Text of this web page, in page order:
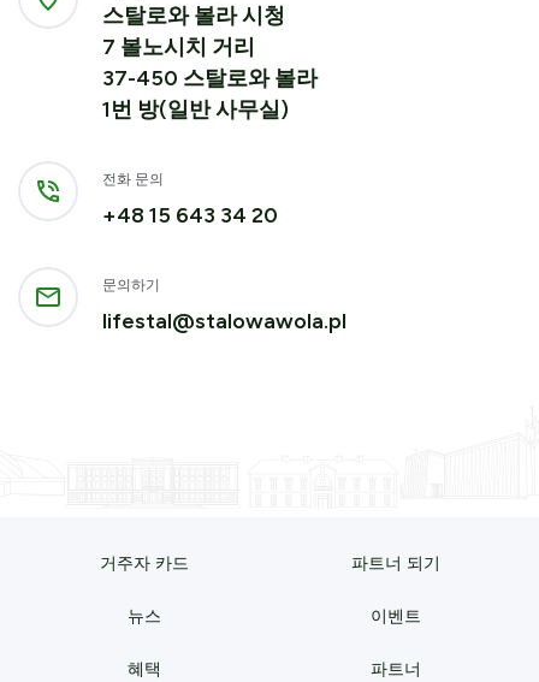
스탈로와 볼라 시청
7 볼노시치 거리
37-450 스탈로와 볼라
1번 방(일반 사무실)
전화 문의
+48 15 643 34 20
문의하기
lifestal@stalowawola.pl
거주자 카드 파트너 되기
뉴스 이벤트
혜택 파트너